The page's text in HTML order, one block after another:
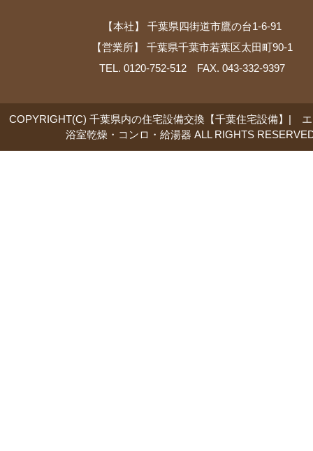
【本社】 千葉県四街道市鷹の台1-6-91
【営業所】 千葉県千葉市若葉区太田町90-1
TEL. 0120-752-512 FAX. 043-332-9397
COPYRIGHT(C) 千葉県内の住宅設備交換【千葉住宅設備】|
浴室乾燥・コンロ・給湯器 ALL RIGHTS